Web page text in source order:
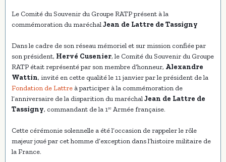
Le Comité du Souvenir du Groupe RATP présent à la
commémoration du maréchalJean de Lattre de Tassigny
Dans le cadre de son réseau mémoriel et sur mission confiée par
son président, Hervé Cusenier, le Comité du Souvenir du Groupe
RATP était représenté par son membre d’honneur, Alexandre
Wattin, invité en cette qualité le 11 janvier par le président de la
Fondation de Lattre à participer à la commémoration de
l’anniversaire de la disparition du maréchalJean de Lattre de
Tassigny, commandant de la 1ʳᵉ Armée française.
Cette cérémonie solennelle a été l’occasion de rappeler le rôle
majeur joué par cet homme d’exception dans l’histoire militaire de
la France.